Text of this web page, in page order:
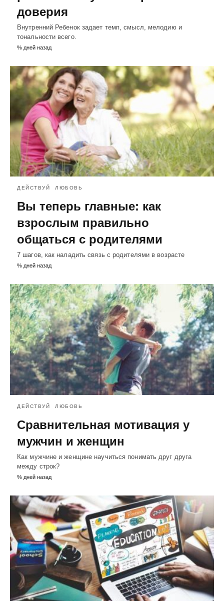
доверия
Внутренний Ребенок задает темп, смысл, мелодию и
тональности всего.
% дней назад
ДЕЙСТВУЙ ЛЮБОВЬ
Вы теперь главные: как
взрослым правильно
общаться с родителями
7 шагов, как наладить связь с родителями в возрасте
% дней назад
ДЕЙСТВУЙ ЛЮБОВЬ
Сравнительная мотивация у
мужчин и женщин
Как мужчине и женщине научиться понимать друг друга
между строк?
% дней назад